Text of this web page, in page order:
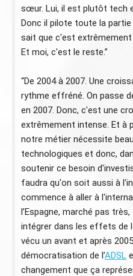
sœur. Lui, il est plutôt tech
Donc il pilote toute la
sait que c'est
Et moi, c'est le reste.”
“De 2004 à 2007. Une
rythme effréné. On passe
en 2007. Donc, c'est une
extrêmement intense. Et à
notre métier nécessite
technologiques et donc,
soutenir ce besoin
faudra qu'on soit aussi à
commence à aller à
l’Espagne, marché pas
intégrer dans les effets de
vécu un avant et après
démocratisation de l’ADSL
changement que ça